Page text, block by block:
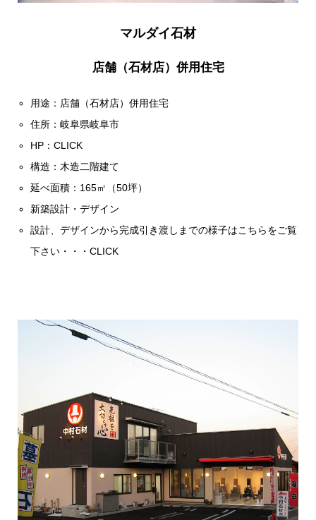
マルダイ石材
店舗（石材店）併用住宅
用途：店舗（石材店）併用住宅
住所：岐阜県岐阜市
HP：CLICK
構造：木造二階建て
延べ面積：165㎡（50坪）
新築設計・デザイン
設計、デザインから完成引き渡しまでの様子はこちらをご覧
下さい・・・CLICK